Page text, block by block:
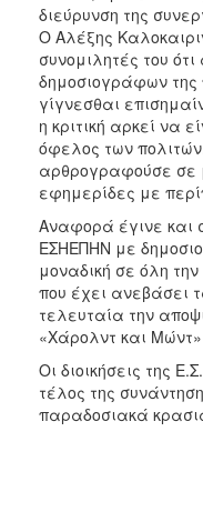
διεύρυνση της
Ο Αλέξης
συνομιλητές του
δημοσιογράφων της
γίγνεσθαι
η κριτική αρκεί να
όφελος των
αρθρογραφούσε σε
εφημερίδες με
Αναφορά έγινε και
ΕΣΗΕΠΗΝ με
μοναδική σε όλη
που έχει ανεβάσει
τελευταία την
«Χάρολντ και Μώντ»
Οι διοικήσεις της
τέλος της
παραδοσιακά